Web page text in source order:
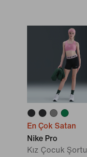
En Çok Satan
Nike Pro
Kız Çocuk Şortu